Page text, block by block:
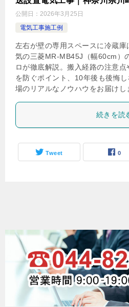
公開日： 2026年3月25日
電気工事施工例
左右が壁の専用スペースに冷蔵
気の三菱MR-MB45J（幅60cm）
ロが徹底解説。搬入経路の注意
を防ぐポイント、10年後も後悔
場のリアルなノウハウをお届けし
続きを読
Tweet 0